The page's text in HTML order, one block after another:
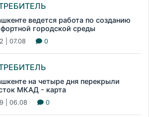
ведется работа по созданию
городской среды
| 07.08 0
на четыре дня перекрыли
МКАД - карта
| 06.08 0